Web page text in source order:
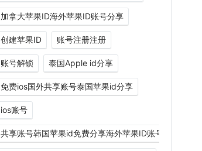
加拿大苹果ID海外苹果ID账号分享
创建苹果ID 账号注册注册
账号解锁 泰国Apple id分享
免费ios国外共享账号泰国苹果id分享
ios账号
共享账号韩国苹果id免费分享海外苹果ID账号分享